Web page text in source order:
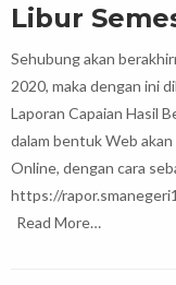
Libur
Sehubung akan
2020, maka dengan ini
Laporan Capaian Hasil
dalam bentuk Web
Online, dengan cara
https://
Read More…